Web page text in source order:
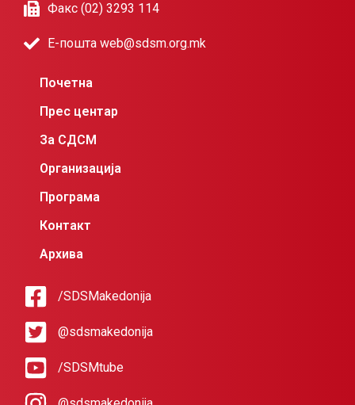
Факс (02) 3293 114
Е-пошта web@sdsm.org.mk
Почетна
Прес центар
За СДСМ
Организација
Програма
Контакт
Архива
/SDSMakedonija
@sdsmakedonija
/SDSMtube